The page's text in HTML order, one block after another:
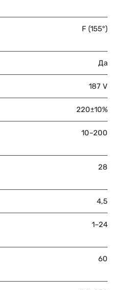
F (155°)
Да
187 V
220±10%
10–200
28
4,5
1–24
60